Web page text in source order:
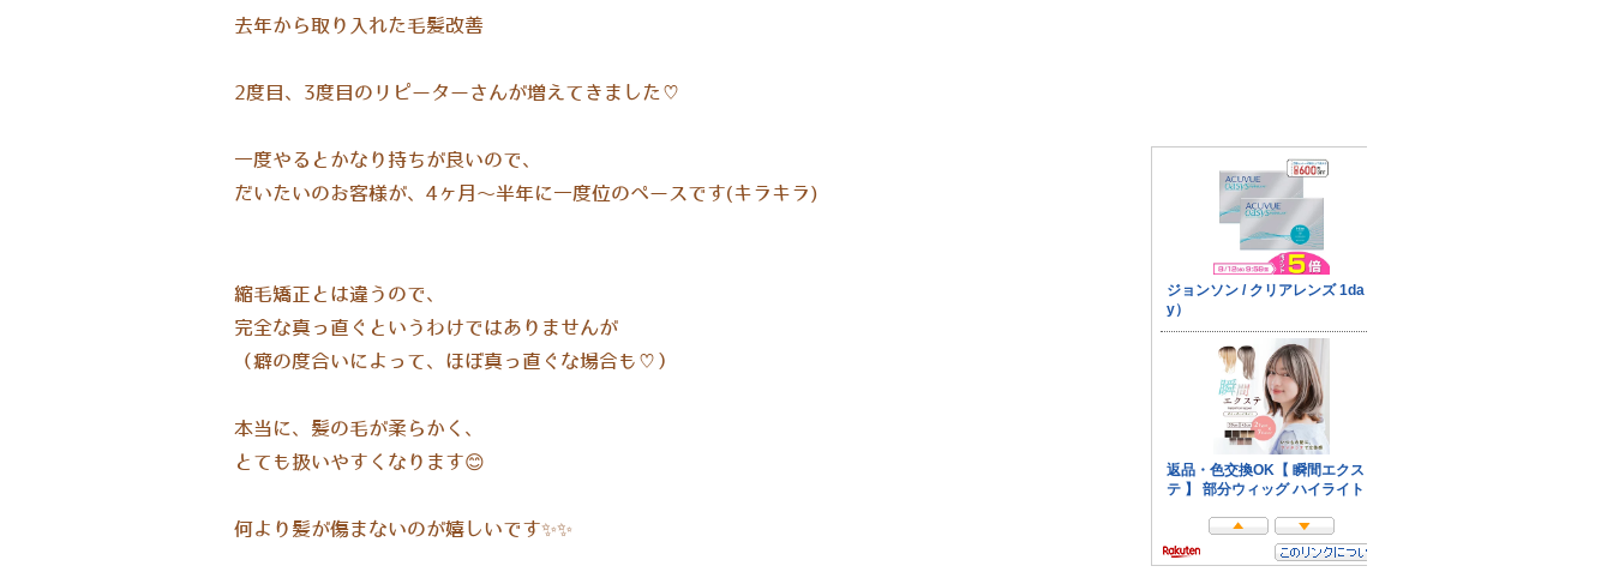
去年から取り入れた毛髪改善
2度目、3度目のリピーターさんが増えてきました♡
一度やるとかなり持ちが良いので、
だいたいのお客様が、4ヶ月〜半年に一度位のペースです(キラキラ)
縮毛矯正とは違うので、
完全な真っ直ぐというわけではありませんが
（癖の度合いによって、ほぼ真っ直ぐな場合も♡）
本当に、髪の毛が柔らかく、
とても扱いやすくなります😊
何より髪が傷まないのが嬉しいです✨✨